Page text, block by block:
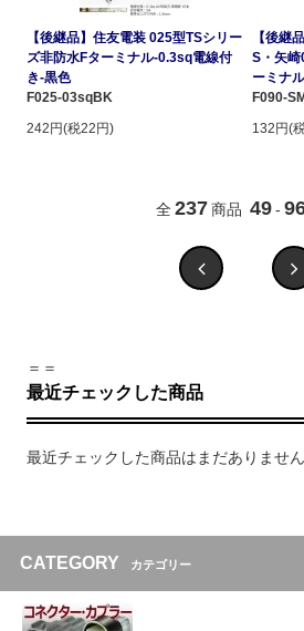
【後継品】住友電装 025型TSシリー
ズ非防水Fターミナル-0.3sq電線付
き-黒色
F025-03sqBK
242円(税22円)
【後継
S・矢
ーミナ
F090-
132円(
全 237 商品 49 -
＝＝
最近チェックした商品
最近チェックした商品はまだありません
CATEGORY カテゴリー